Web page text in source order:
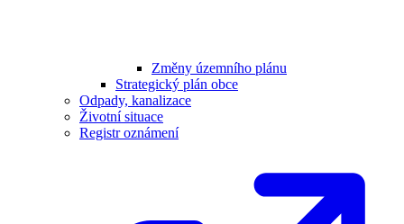
Změny územního plánu
Strategický plán obce
Odpady, kanalizace
Životní situace
Registr oznámení